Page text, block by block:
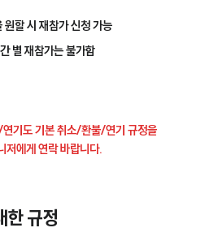
원할 시 재참가 신청 가능
별 재참가는 불가함
기도 기본 취소/환불/연기 규정을
저에게 연락 바랍니다.
한 규정